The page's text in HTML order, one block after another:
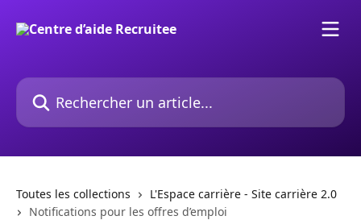
Rechercher un article...
Toutes les collections
L'Espace carrière - Site carrière 2.0
Notifications pour les offres d’emploi